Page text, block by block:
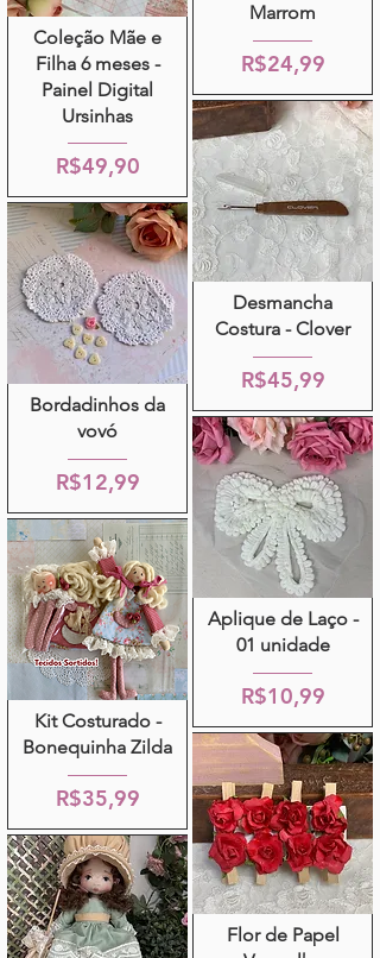
Coleção Mãe e
Filha 6 meses -
Painel Digital
Ursinhas
R$49,90
Bordadinhos da
vovó
R$12,99
Kit Costurado -
Bonequinha Zilda
R$35,99
Marrom
R$24,99
Desmancha
Costura - Clover
R$45,99
Aplique de Laço -
01 unidade
R$10,99
Flor de Papel